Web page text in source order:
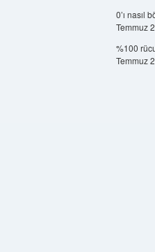
0’ı nasıl
Temmuz
%100
Temmuz